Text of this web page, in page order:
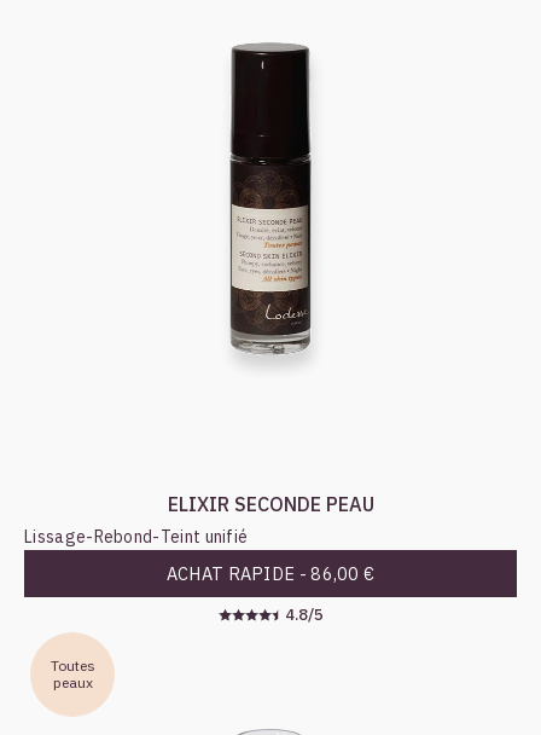
ELIXIR SECONDE PEAU
Lissage- Rebond-Teint unifié
ACHAT RAPIDE -86,00 €
4.8/5
Toutes
peaux